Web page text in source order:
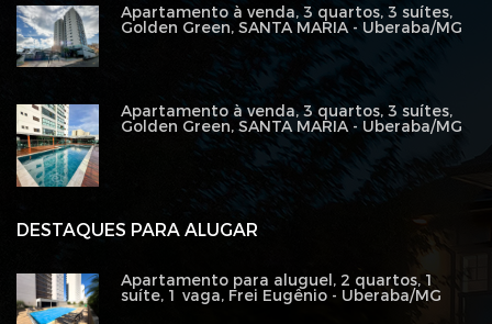
DESTAQUES PARA ALUGAR
Apartamento para aluguel, 2 quartos, 1
suíte, 1 vaga, Frei Eugênio - Uberaba/MG
Apartamento à venda, 3 quartos, 3 suítes,
Golden Green, SANTA MARIA - Uberaba/MG
Apartamento à venda, 3 quartos, 3 suítes,
Golden Green, SANTA MARIA - Uberaba/MG